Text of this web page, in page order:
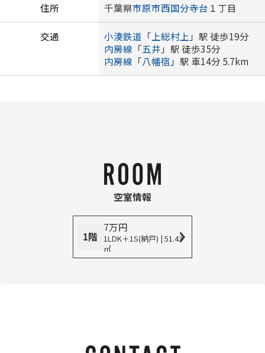
住所 千葉県市原市西国分寺台 １丁目
交通 小湊鉄道 「 上総村上 」駅 徒歩19分
内房線 「五井 」駅 徒歩35分
内房線 「八幡宿 」駅 車14分 5.7km
空室情報
1階
7万円
1LDK＋1S(納戸) | 51.43
㎡